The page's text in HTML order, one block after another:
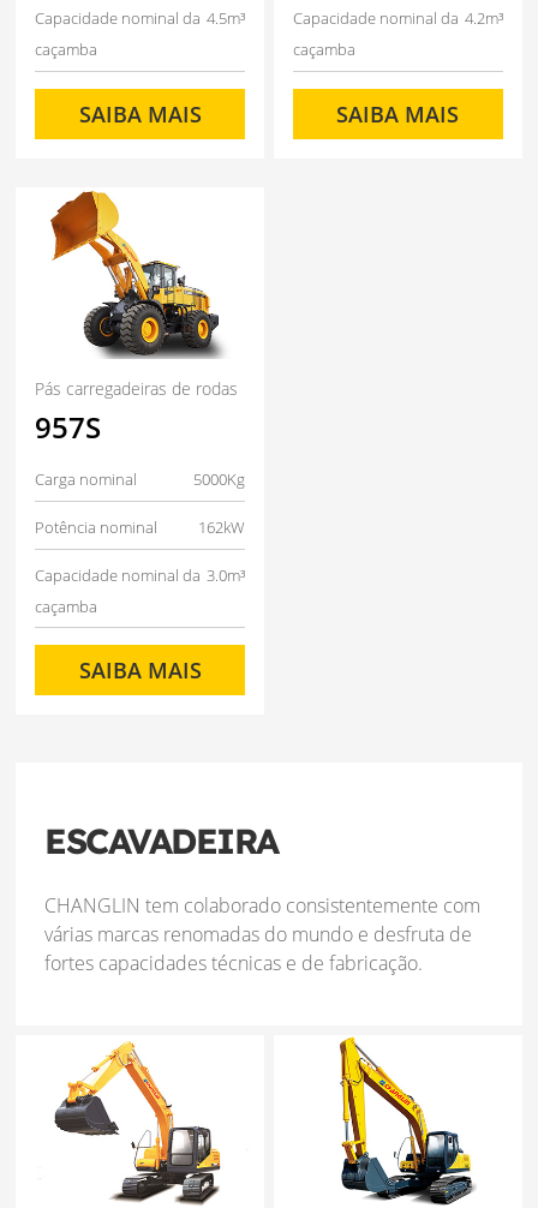
Capacidade nominal da
caçamba
4.5m³
SAIBA MAIS
Capacidade nominal da
caçamba
4.2m³
SAIBA MAIS
Pás carregadeiras de rodas
957S
Carga nominal 5000Kg
Potência nominal 162kW
Capacidade nominal da
caçamba
3.0m³
SAIBA MAIS
ESCAVADEIRA
CHANGLIN tem colaborado consistentemente com
várias marcas renomadas do mundo e desfruta de
fortes capacidades técnicas e de fabricação.